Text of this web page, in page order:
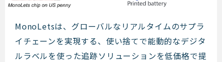
MonoLets
MonoLetsは、グローバルなリアルタイムのサプラ
イチェーンを実現する、使い捨てで能動的なデジタ
ルラベルを使った追跡ソリューションを低価格で提